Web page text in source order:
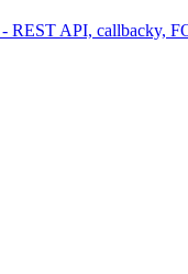
REST API, callbacky,